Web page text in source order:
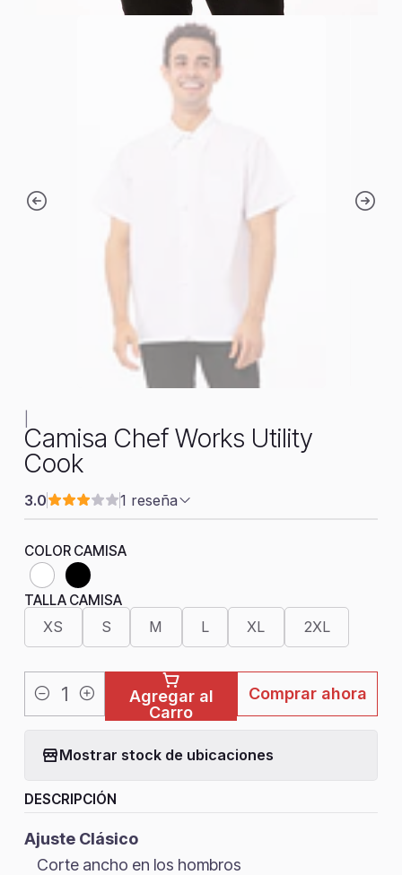
Camisa Chef Works Utility
Cook
3.0 1 reseña
COLOR CAMISA
TALLA CAMISA
XS S M L XL 2XL
Cantidad
Agregar al
Carro
Comprar ahora
Mostrar stock de ubicaciones
DESCRIPCIÓN
Ajuste Clásico
Corte ancho en los hombros